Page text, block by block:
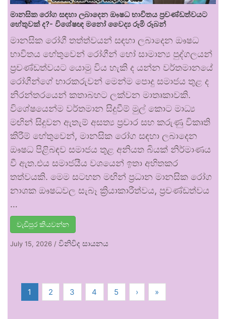
මානසික රෝග සඳහා ලබාදෙන ඖෂධ භාවිතය ප්‍රචණ්ඩත්වයට
හේතුවක් ද?- විශේෂඥ මනෝ වෛද්‍ය රූමි රූබන්
මානසික රෝගී තත්ත්වයන් සඳහා ලබාදෙන ඖෂධ
භාවිතය හේතුවෙන් රෝගීන් හෝ සාමාන්‍ය පුද්ගලයන්
ප්‍රචණ්ඩත්වයට යොමු විය හැකි ද යන්න වර්තමානයේ
රෝගීන්ගේ භාරකරුවන් මෙන්ම පොදු සමාජය තුළ ද
නිරන්තරයෙන් කතාබහට ලක්වන මාතෘකාවකි.
විශේෂයෙන්ම වර්තමාන සිදුවීම් මුල් කොට මාධ්‍ය
මඟින් සිදුවන ඇතැම් අසත්‍ය ප්‍රචාර සහ කරුණු විකෘති
කිරීම් හේතුවෙන්, මානසික රෝග සඳහා ලබාදෙන
ඖෂධ පිළිබඳව සමාජය තුළ අනියත බියක් නිර්මාණය
වී ඇත.එය සමාජයීය වශයෙන් ඉතා අහිතකර
තත්වයකි. මෙම සටහන මඟින් ප්‍රධාන මානසික රෝග
නාශක ඖෂධවල සැබෑ ක්‍රියාකාරීත්වය, ප්‍රචණ්ඩත්වය
…
වැඩිපුර කියවන්න
July 15, 2026 / විනිවිද සායනය
1 2 3 4 5 › »